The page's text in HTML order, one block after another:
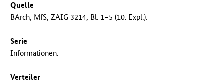
Quelle
BArch, MfS,ZAIG 3214, Bl. 1–5 (10. Expl.).
Serie
Informationen.
Verteiler